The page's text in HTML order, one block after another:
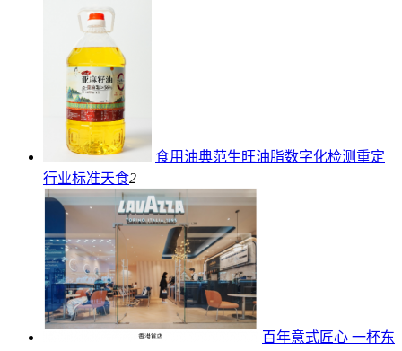
食用油典范生旺油脂数字化检测重定
行业标准天食2
百年意式匠心 一杯东